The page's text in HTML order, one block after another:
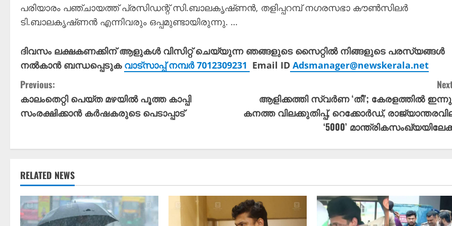
പരിയാരം പഞ്ചായത്ത്‌ പ്രസിഡന്റ്‌ സി.ബാലകൃഷ്‌ണൻ, തളിപ്പറമ്പ് നഗരസഭാ ക‍ൗൺസിലർ
ടി.ബാലകൃഷ്‌ണൻ എന്നിവരും ഒപ്പമുണ്ടായിരുന്നു. …
ദിവസം ലക്ഷകണക്കിന് ആളുകൾ വിസിറ്റ് ചെയ്യുന്ന ഞങ്ങളുടെ സൈറ്റിൽ നിങ്ങളുടെ പരസ്യങ്ങൾ
നൽകാൻ ബന്ധപ്പെടുക വാട്സാപ്പ് നമ്പർ 7012309231 Email ID Adsmanager@newskerala.net
C
o
t
i
n
u
Previous:
കാലംതെറ്റി പെയ്ത മഴയിൽ പൂത്ത കാപ്പി
സംരക്ഷിക്കാൻ കർഷകരുടെ പെടാപ്പാട്
ആളിക്കത്തി സ്വർണ ‘തീ’; കേരളത്തിൽ
കനത്ത വിലക്കുതിപ്പ്, റെക്കോർഡ്,
‘5000’
RELATED NEWS